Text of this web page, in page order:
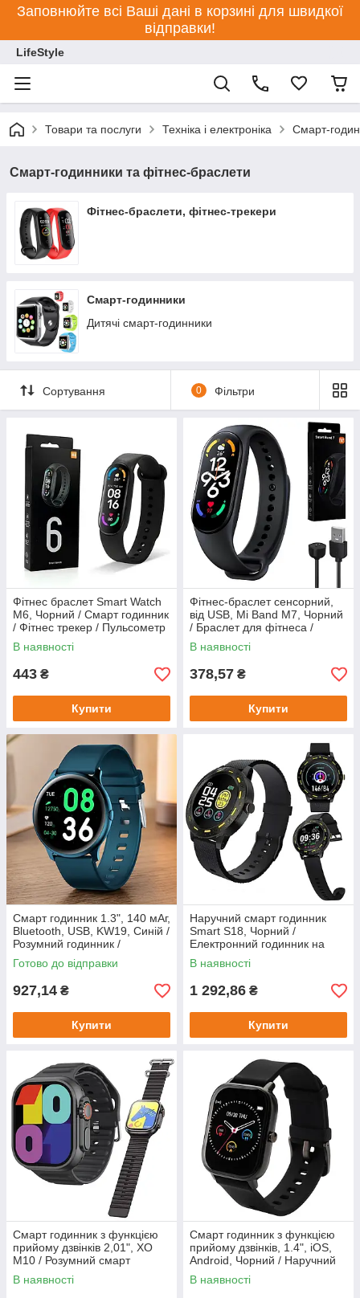
Заповнюйте всі Ваші дані в корзині для швидкої
відправки!
LifeStyle
Товари та послуги Техніка і електроніка Смарт-
Смарт-годинники та фітнес-браслети
Фітнес-браслети, фітнес-трекери
Смарт-годинники
Дитячі смарт-годинники
Сортування 0 Фільтри
Фітнес браслет Smart Watch
M6, Чорний / Смарт годинник
/ Фітнес трекер / Пульсометр
/ Фітнес годинник / Тонометр
В наявності
443 ₴
Купити
Фітнес-браслет сенсорний,
від USB, Mi Band M7, Чорний
/ Браслет для фітнеса /
Фітнес-трекер / Смарт-
годинник
В наявності
378,57 ₴
Купити
Смарт годинник 1.3", 140 мАг,
Bluetooth, USB, KW19, Синій /
Розумний годинник /
Наручний фітнес годинник /
Жіночий годинник
Готово до відправки
927,14 ₴
Купити
Наручний смарт годинник
Smart S18, Чорний /
Електронний годинник на
руку / Смарт годинник
водонепроникний
В наявності
1 292,86 ₴
Купити
Смарт годинник з функцією
прийому дзвінків 2,01", XO
M10 / Розумний смарт
годинник на руку / Наручний
годинник з будильником
В наявності
Смарт годинник з функцією
прийому дзвінків, 1.4", iOS,
Android, Чорний / Наручний
годинник з будильником /
Смарт годинник на руку
В наявності